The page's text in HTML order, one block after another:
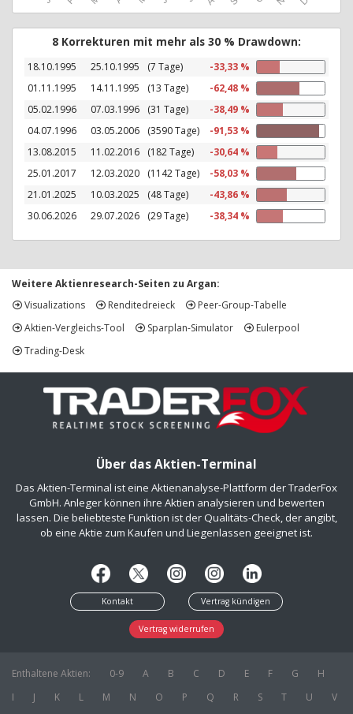
8 Korrekturen mit mehr als 30 % Drawdown:
18.10.1995 25.10.1995 (7 Tage)
-33,33 %
01.11.1995
14.11.1995 (13 Tage)
-62,48 %
05.02.1996
07.03.1996 (31 Tage)
-38,49 %
04.07.1996
03.05.2006 (3590 Tage)
-91,53 %
13.08.2015
11.02.2016 (182 Tage)
-30,64 %
25.01.2017
12.03.2020 (1142 Tage)
-58,03 %
21.01.2025
10.03.2025 (48 Tage)
-43,86 %
30.06.2026
29.07.2026 (29 Tage) -38,34 %
Weitere Aktienresearch-Seiten zu Argan:
Visualizations
Renditedreieck
Peer-Group-Tabelle
Aktien-Vergleichs-Tool
Sparplan-Simulator
Eulerpool
Trading-Desk
Über das Aktien-Terminal
Das Aktien-Terminal ist eine Aktienanalyse-Plattform der TraderFox
GmbH. Anleger können ihre Aktien analysieren und bewerten
lassen. Die beliebteste Funktion ist der Qualitäts-Check, der angibt,
ob eine Aktie zum Kaufen und Liegenlassen geeignet ist.
Kontakt Vertrag kündigen
Vertrag widerrufen
Enthaltene Aktien: 0-9 A B C D E F G
H
I
J K L M N O P Q R S T U
V